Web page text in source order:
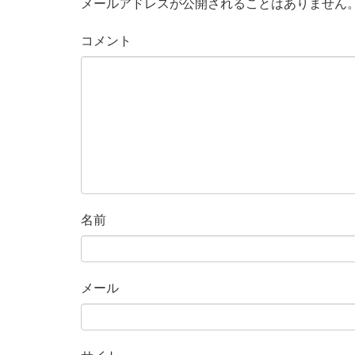
メールアドレスが公開されることはありません
コメント
名前
メール